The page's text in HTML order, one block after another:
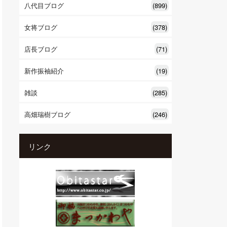
八代目ブログ (899)
女将ブログ (378)
店長ブログ (71)
新作振袖紹介 (19)
雑談 (285)
高畑瑞樹ブログ (246)
リンク